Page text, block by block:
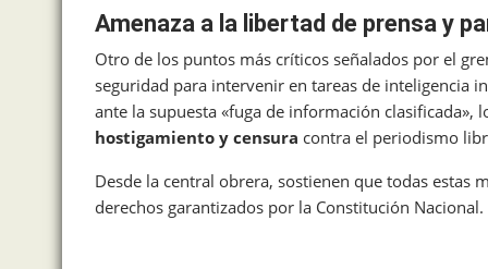
Amenaza a la libertad de prensa y
Otro de los puntos más críticos señalados por el
seguridad para intervenir en tareas de inteligencia
ante la supuesta «fuga de información clasificada»,
hostigamiento y censura contra el periodismo
Desde la central obrera, sostienen que todas estas
derechos garantizados por la Constitución Nacional.